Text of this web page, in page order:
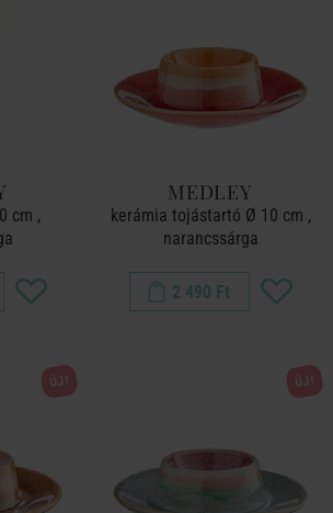
cm ,
MEDLEY
kerámia tojástartó Ø 10 cm ,
narancssárga
2 490 Ft
ÚJ! ÚJ!